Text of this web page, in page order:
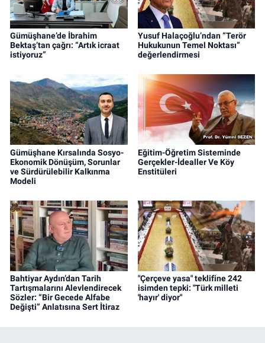
Gümüşhane’de İbrahim
Bektaş’tan çağrı: “Artık icraat
istiyoruz”
Yusuf Halaçoğlu’ndan “Terör
Hukukunun Temel Noktası”
değerlendirmesi
Gümüşhane Kırsalında Sosyo-
Ekonomik Dönüşüm, Sorunlar
ve Sürdürülebilir Kalkınma
Modeli
Eğitim-Öğretim Sisteminde
Gerçekler-İdealler Ve Köy
Enstitüleri
Bahtiyar Aydın’dan Tarih
Tartışmalarını Alevlendirecek
Sözler: “Bir Gecede Alfabe
Değişti” Anlatısına Sert İtiraz
"Çerçeve yasa" teklifine 242
isimden tepki: "Türk milleti
'hayır' diyor"